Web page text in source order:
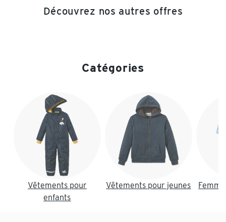
Découvrez nos autres offres
Catégories
Vêtements pour
enfants
Vêtements pour jeunes